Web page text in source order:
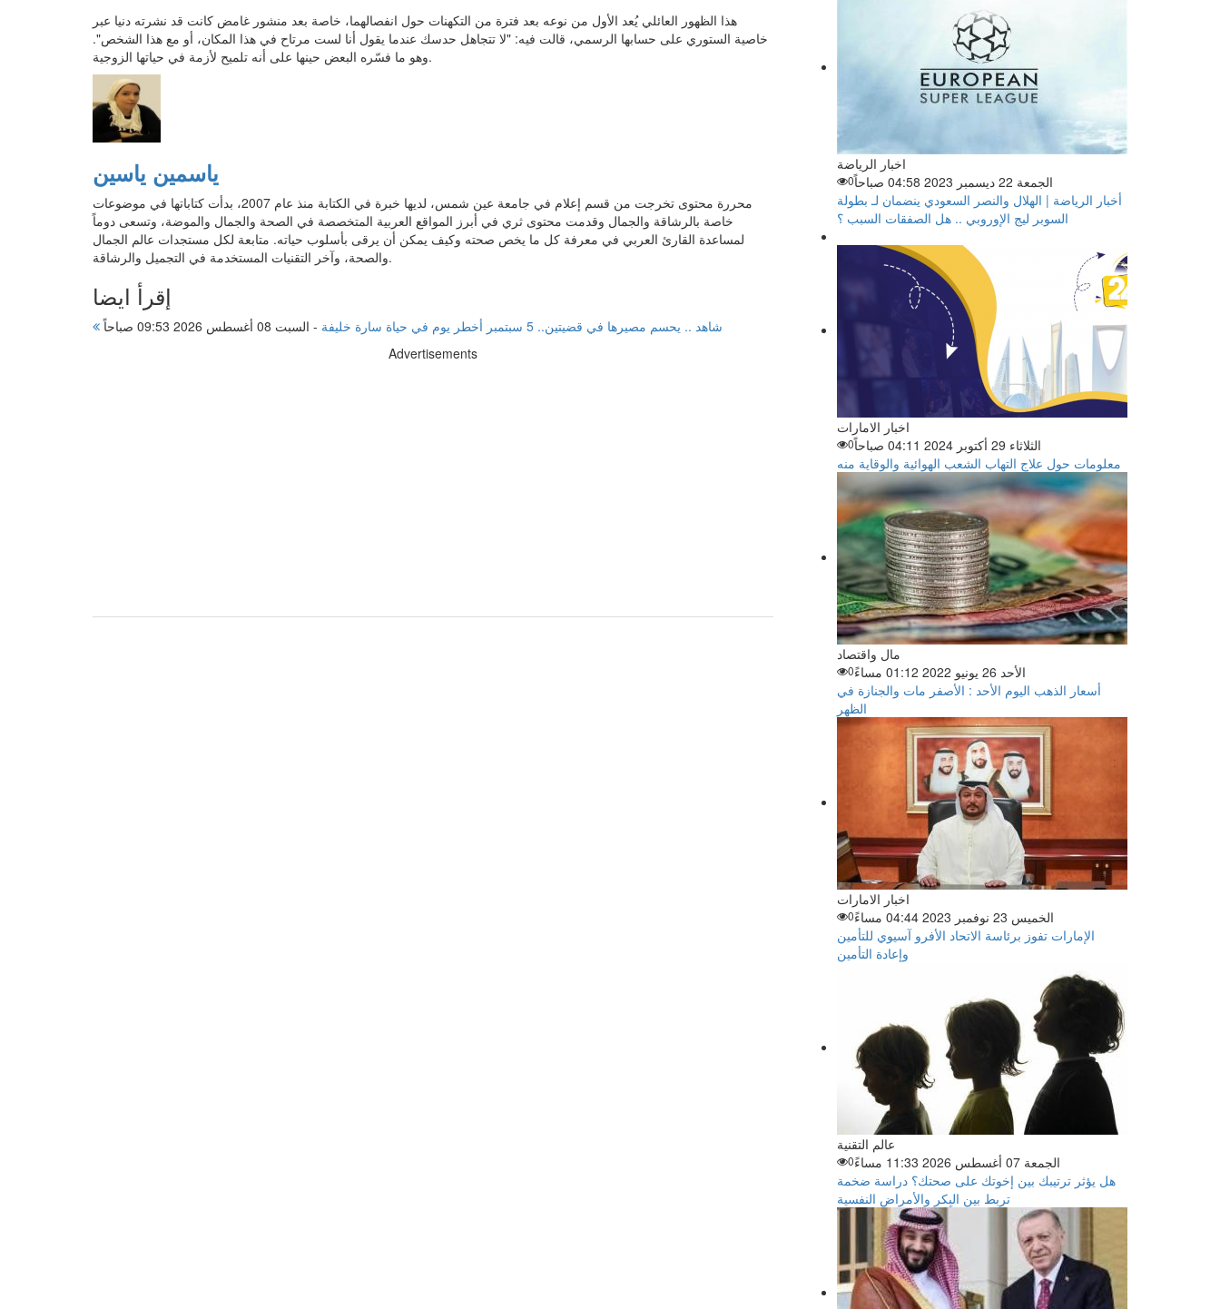
هذا الظهور العائلي يُعد الأول من نوعه بعد فترة من التكهنات حول انفصالهما، خاصة بعد منشور غامض كانت قد نشرته دنيا عبر
خاصية الستوري على حسابها الرسمي، قالت فيه: "لا تتجاهل حدسك عندما يقول أنا لست مرتاح في هذا المكان، أو مع هذا الشخص".
وهو ما فسّره البعض حينها على أنه تلميح لأزمة في حياتها الزوجية.
ياسمين ياسين
محررة محتوى تخرجت من قسم إعلام في جامعة عين شمس، لديها خبرة في الكتابة منذ عام 2007، بدأت كتاباتها في موضوعات
خاصة بالرشاقة والجمال وقدمت محتوى ثري في أبرز المواقع العربية المتخصصة في الصحة والجمال والموضة، وتسعى دوماً
لمساعدة القارئ العربي في معرفة كل ما يخص صحته وكيف يمكن أن يرقى بأسلوب حياته. متابعة لكل مستجدات عالم الجمال
والصحة، وآخر التقنيات المستخدمة في التجميل والرشاقة.
إقرأ ايضا
شاهد .. يحسم مصيرها في قضيتين.. 5 سبتمبر أخطر يوم في حياة سارة خليفة - السبت 08 أغسطس 2026 09:53 صباحاً
Advertisements
اخبار الرياضة
الجمعة 22 ديسمبر 2023 04:58 صباحاً
0
أخبار الرياضة | الهلال والنصر السعودي ينضمان لـ بطولة
السوبر ليج الإوروبي .. هل الصفقات السبب ؟
اخبار الامارات
الثلاثاء 29 أكتوبر 2024 04:11 صباحاً
0
معلومات حول علاج التهاب الشعب الهوائية والوقاية منه
مال واقتصاد
الأحد 26 يونيو 2022 01:12 مساءً
0
أسعار الذهب اليوم الأحد : الأصفر مات والجنازة في
الظهر
اخبار الامارات
الخميس 23 نوفمبر 2023 04:44 مساءً
0
الإمارات تفوز برئاسة الاتحاد الأفرو آسيوي للتأمين
وإعادة التأمين
عالم التقنية
الجمعة 07 أغسطس 2026 11:33 مساءً
0
هل يؤثر ترتيبك بين إخوتك على صحتك؟ دراسة ضخمة
تربط بين البِكر والأمراض النفسية